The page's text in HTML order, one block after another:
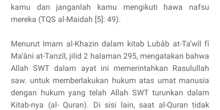
kamu dan janganlah kamu mengikuti hawa nafsu
mereka (TQS al-Maidah [5]: 49).
Menurut Imam al-Khazin dalam kitab Lubâb at-Ta’wîl fî
Ma’âni at-Tanzîl, jilid 2 halaman 295, mengatakan bahwa
Allah SWT dalam ayat ini memerintahkan Rasulullah
saw. untuk memberlakukan hukum atas umat manusia
dengan hukum yang telah Allah SWT turunkan dalam
Kitab-nya (al- Quran). Di sisi lain, saat al-Quran tidak